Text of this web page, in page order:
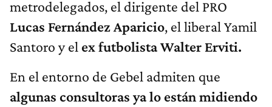
metrodelegados, el dirigente del PRO
Lucas Fernández Aparicio, el liberal Yamil
Santoro y el ex futbolista Walter Erviti.
En el entorno de Gebel admiten que
algunas consultoras ya lo están midiendo